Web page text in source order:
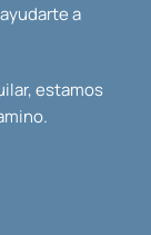
a
estamos